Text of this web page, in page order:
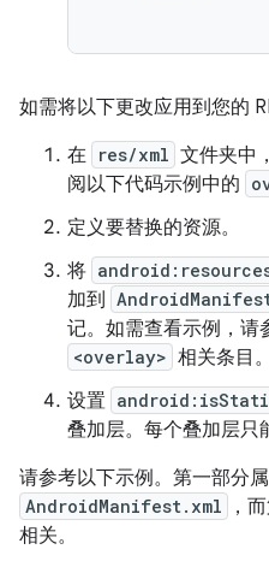
如需将以下更改应用到您的
在 res/xml 文件夹中
阅以下代码示例中的
定义要替换的资源。
将
加到
记。如需查看示例，请
<overlay> 相关条目。
设置
叠加层。每个叠加层只
请参考以下示例。第一部分
AndroidManifest.xml ，
相关。